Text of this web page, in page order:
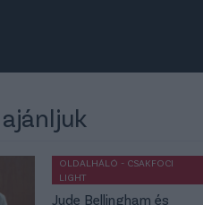
OLDALHÁLÓ - CSAKFOCI
LIGHT
Jude Bellingham és